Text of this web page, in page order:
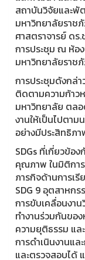
สถาบันวิจัยและพั
มหาวิทยาลัยราช
ศาสตราจารย์ ด
การประชุม ณ ห้อ
มหาวิทยาลัยราช
การประชุมดังกล่
ติดตามความก้าว
มหาวิทยาลัย ตล
งานให้เป็นไปตา
อย่างมีประสิทธิภ
SDGs ที่เกี่ยวข้อ
คุณภาพ ในมิติกา
ภารกิจด้านการเ
SDG 9 อุตสาหก
การขับเคลื่อนงา
ทำงานร่วมกันขอ
ความยุติธรรม แ
การดำเนินงานแล
และตรวจสอบได้